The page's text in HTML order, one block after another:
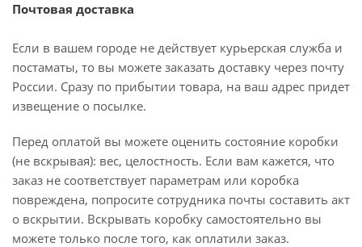
Почтовая доставка
Если в вашем городе не действует курьерская служба и
постаматы, то вы можете заказать доставку через почту
России. Сразу по прибытии товара, на ваш адрес придет
извещение о посылке.
Перед оплатой вы можете оценить состояние коробки
(не вскрывая): вес, целостность. Если вам кажется, что
заказ не соответствует параметрам или коробка
повреждена, попросите сотрудника почты составить акт
о вскрытии. Вскрывать коробку самостоятельно вы
можете только после того, как оплатили заказ.